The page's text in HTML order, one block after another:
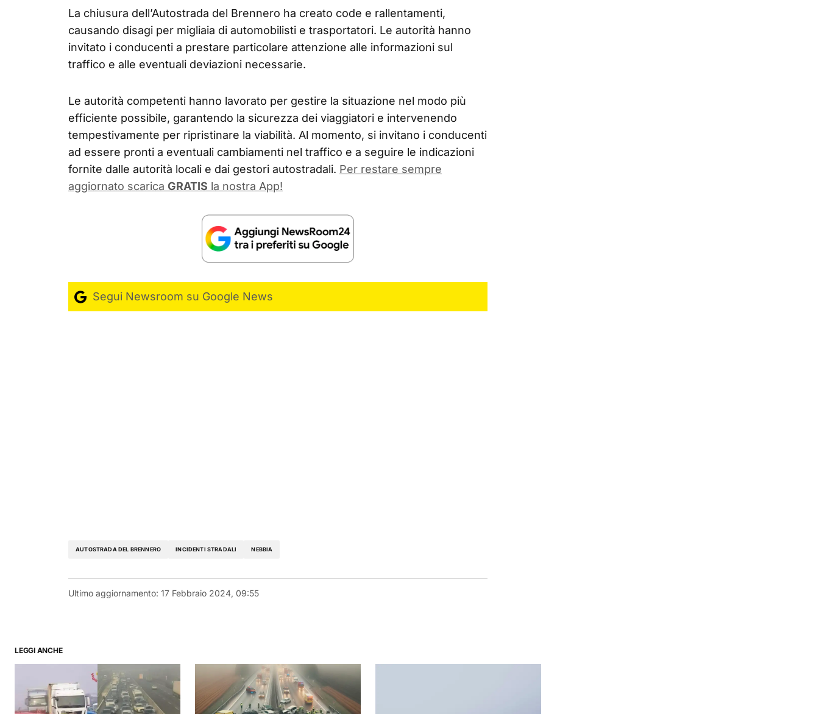
La chiusura dell’Autostrada del Brennero ha creato code e rallentamenti,
causando disagi per migliaia di automobilisti e trasportatori. Le autorità hanno
invitato i conducenti a prestare particolare attenzione alle informazioni sul
traffico e alle eventuali deviazioni necessarie.
Le autorità competenti hanno lavorato per gestire la situazione nel modo più
efficiente possibile, garantendo la sicurezza dei viaggiatori e intervenendo
tempestivamente per ripristinare la viabilità. Al momento, si invitano i conducenti
ad essere pronti a eventuali cambiamenti nel traffico e a seguire le indicazioni
fornite dalle autorità locali e dai gestori autostradali. Per restare sempre
aggiornato scarica GRATIS la nostra App!
Segui Newsroom su Google News
AUTOSTRADA DEL BRENNERO INCIDENTI STRADALI NEBBIA
Ultimo aggiornamento: 17 Febbraio 2024, 09:55
LEGGI ANCHE